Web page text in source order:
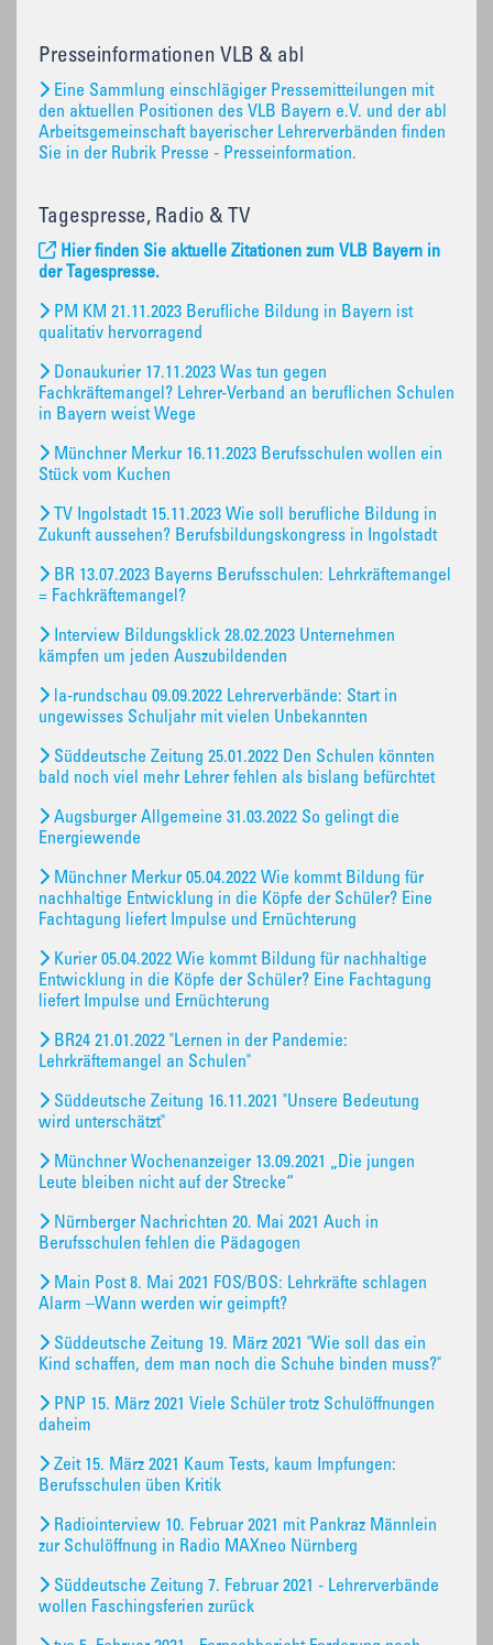
Presseinformationen VLB & abl
Eine Sammlung einschlägiger Pressemitteilungen mit
den aktuellen Positionen des VLB Bayern e.V. und der abl
Arbeitsgemeinschaft bayerischer Lehrerverbänden finden
Sie in der Rubrik Presse - Presseinformation.
Tagespresse, Radio & TV
Hier finden Sie aktuelle Zitationen zum VLB Bayern in
der Tagespresse.
PM KM 21.11.2023 Berufliche Bildung in Bayern ist
qualitativ hervorragend
Donaukurier 17.11.2023 Was tun gegen
Fachkräftemangel? Lehrer-Verband an beruflichen Schulen
in Bayern weist Wege
Münchner Merkur 16.11.2023 Berufsschulen wollen ein
Stück vom Kuchen
TV Ingolstadt 15.11.2023 Wie soll berufliche Bildung in
Zukunft aussehen? Berufsbildungskongress in Ingolstadt
BR 13.07.2023 Bayerns Berufsschulen: Lehrkräftemangel
= Fachkräftemangel?
Interview Bildungsklick 28.02.2023 Unternehmen
kämpfen um jeden Auszubildenden
la-rundschau 09.09.2022 Lehrerverbände: Start in
ungewisses Schuljahr mit vielen Unbekannten
Süddeutsche Zeitung 25.01.2022 Den Schulen könnten
bald noch viel mehr Lehrer fehlen als bislang befürchtet
Augsburger Allgemeine 31.03.2022 So gelingt die
Energiewende
Münchner Merkur 05.04.2022 Wie kommt Bildung für
nachhaltige Entwicklung in die Köpfe der Schüler? Eine
Fachtagung liefert Impulse und Ernüchterung
Kurier 05.04.2022 Wie kommt Bildung für nachhaltige
Entwicklung in die Köpfe der Schüler? Eine Fachtagung
liefert Impulse und Ernüchterung
BR24 21.01.2022 "Lernen in der Pandemie:
Lehrkräftemangel an Schulen"
Süddeutsche Zeitung 16.11.2021 "Unsere Bedeutung
wird unterschätzt"
Münchner Wochenanzeiger 13.09.2021 „Die jungen
Leute bleiben nicht auf der Strecke“
Nürnberger Nachrichten 20. Mai 2021 Auch in
Berufsschulen fehlen die Pädagogen
Main Post 8. Mai 2021 FOS/BOS: Lehrkräfte schlagen
Alarm –Wann werden wir geimpft?
Süddeutsche Zeitung 19. März 2021 "Wie soll das ein
Kind schaffen, dem man noch die Schuhe binden muss?"
PNP 15. März 2021 Viele Schüler trotz Schulöffnungen
daheim
Zeit 15. März 2021 Kaum Tests, kaum Impfungen:
Berufsschulen üben Kritik
Radiointerview 10. Februar 2021 mit Pankraz Männlein
zur Schulöffnung in Radio MAXneo Nürnberg
Süddeutsche Zeitung 7. Februar 2021 - Lehrerverbände
wollen Faschingsferien zurück